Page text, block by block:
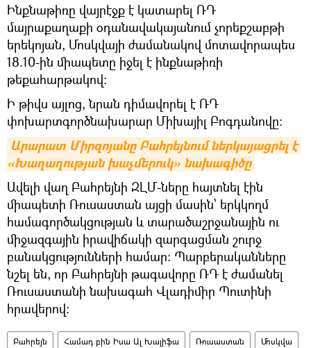
Ինքնաթիռը վայրէջք է կատարել ՌԴ
մայրաքաղաքի օդանավակայանում չորեքշաբթի
երեկոյան, Մոսկվայի ժամանակով մոտավորապես
18.10-ին միապետը իջել է ինքնաթիռի
թեքահարթակով:
Ի թիվս այլոց, նրան դիմավորել է ՌԴ
փոխարտգործնախարար Միխայիլ Բոգդանովը։
Արարատ Միրզոյանը Բահրեյնում ներկայացրել է
«Խաղաղության խաչմերուկ» նախագիծը
Ավելի վաղ Բահրեյնի ԶԼՄ-ները հայտնել էին
միապետի Ռուսաստան այցի մասին՝ երկկողմ
համագործակցության և տարածաշրջանային ու
միջազգային իրավիճակի զարգացման շուրջ
բանակցությունների համար: Պարբերականները
նշել են, որ Բահրեյնի թագավորը ՌԴ է ժամանել
Ռուսաստանի նախագահ Վլադիմիր Պուտինի
հրավերով։
Բահրեյն Համադ բին Իսա Ալ Խալիֆա Ռուսաստան Մոսկվա